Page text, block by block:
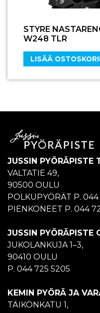
STYRE
W248 TLR
LISÄÄ
JUSSIN PYÖRÄPISTE
VALTATIE 49,
90500 OULU
POLKUPYÖRÄT P.
PIENKONEET P. 044
JUSSIN PYÖRÄPISTE
JUKOLANKUJA 1–3,
90410 OULU
P. 044 725 5205
KEMIN PYÖRÄ JA
TÄIKÖNKATU 1,